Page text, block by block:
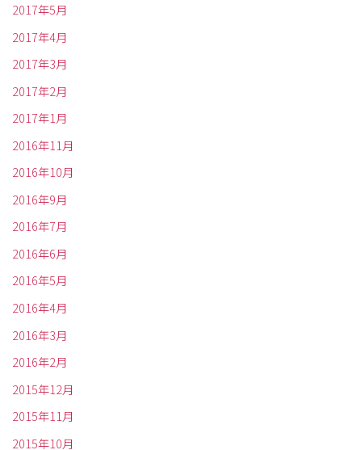
2017年5月
2017年4月
2017年3月
2017年2月
2017年1月
2016年11月
2016年10月
2016年9月
2016年7月
2016年6月
2016年5月
2016年4月
2016年3月
2016年2月
2015年12月
2015年11月
2015年10月